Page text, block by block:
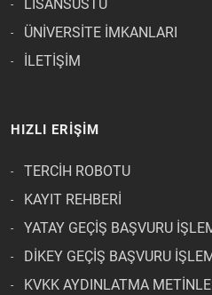
LİSANSÜSTÜ
ÜNİVERSİTE İMKANLARI
İLETİŞİM
HIZLI ERİŞİM
TERCİH ROBOTU
KAYIT REHBERİ
YATAY GEÇİŞ BAŞVURU
DİKEY GEÇİŞ BAŞVURU
KVKK AYDINLATMA